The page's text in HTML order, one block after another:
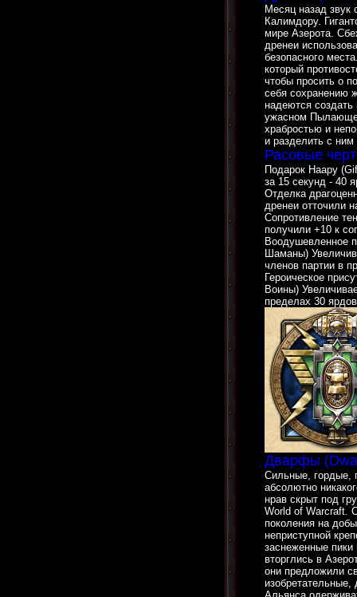
Месяц назад звук
Калимдору.
мире Азерота.
дренеи
безопасного
который
чтобы просить о
себя сохранению
надеются
ужасном
храбростью и
и разделить с
Расовые
Подарок Наару
за 15 секунд - 40
Отделка
дренеи отточили
Сопротивление
получили +10 к
Воодушевленное
Шаманы)
членов партии в
Героическое
Воины)
пределах 30
Дварфы
Сильные, гордые,
абсолютно
нрав скрыт под
World of Warcraft.
поколения на
неприступной
заснеженные пики
вторглись в
они предложили